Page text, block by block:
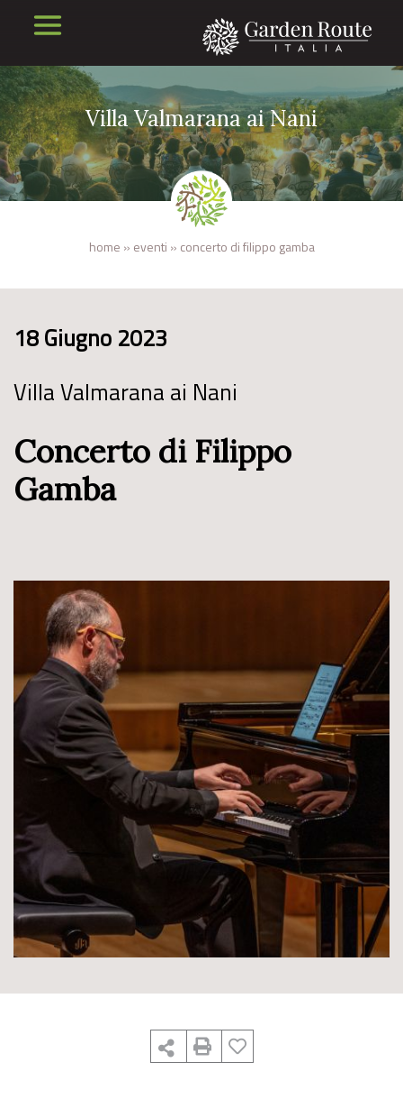
Villa Valmarana ai Nani
home » eventi » concerto di filippo gamba
18 Giugno 2023
Villa Valmarana ai Nani
Concerto di Filippo
Gamba